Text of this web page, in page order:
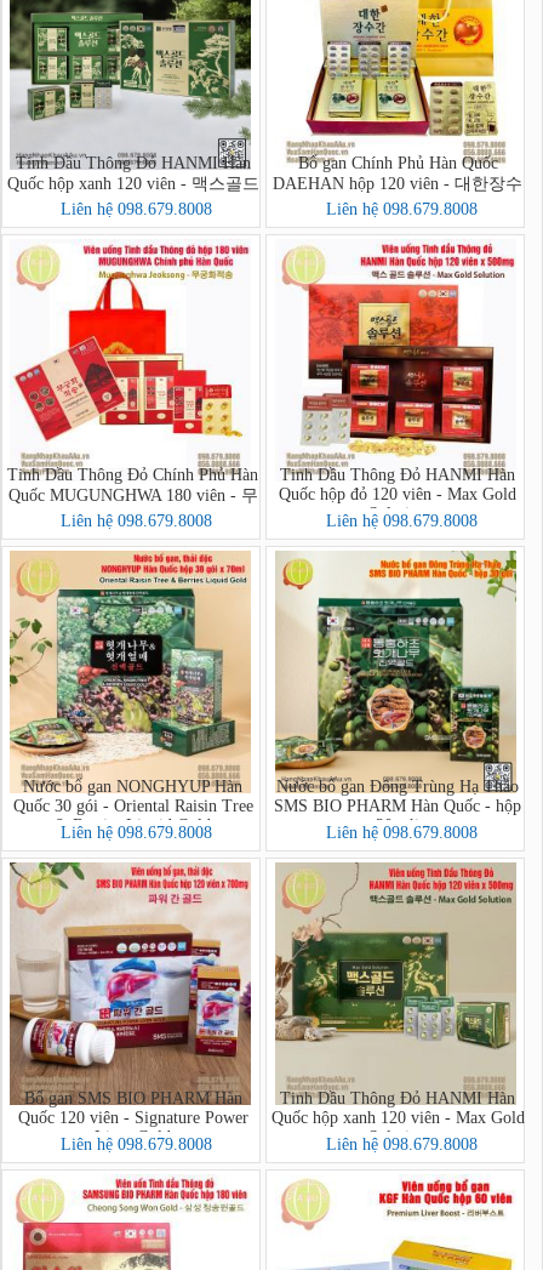
Tinh Dầu Thông Đỏ HANMI Hàn
Quốc hộp xanh 120 viên - 맥스골드
솔루션
Liên hệ 098.679.8008
Bổ gan Chính Phủ Hàn Quốc
DAEHAN hộp 120 viên - 대한장수
간
Liên hệ 098.679.8008
Tinh Dầu Thông Đỏ Chính Phủ Hàn
Quốc MUGUNGHWA 180 viên - 무
궁화적송
Liên hệ 098.679.8008
Tinh Dầu Thông Đỏ HANMI Hàn
Quốc hộp đỏ 120 viên - Max Gold
Solution
Liên hệ 098.679.8008
Nước bổ gan NONGHYUP Hàn
Quốc 30 gói - Oriental Raisin Tree
& Berries Liquid Gold
Liên hệ 098.679.8008
Nước bổ gan Đông Trùng Hạ Thảo
SMS BIO PHARM Hàn Quốc - hộp
30 gói
Liên hệ 098.679.8008
Bổ gan SMS BIO PHARM Hàn
Quốc 120 viên - Signature Power
Liver Gold
Liên hệ 098.679.8008
Tinh Dầu Thông Đỏ HANMI Hàn
Quốc hộp xanh 120 viên - Max Gold
Solution
Liên hệ 098.679.8008